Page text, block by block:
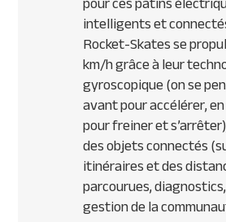
intelligents et
Rocket-Skates se
km/h grâce à leur
gyroscopique (on se
avant pour accélérer,
pour freiner et
des objets connectés
itinéraires et des
parcourues,
gestion de la